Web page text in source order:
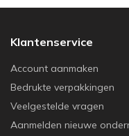
Klantenservice
Account aanmaken
Bedrukte verpakkingen
Veelgestelde vragen
Aanmelden nieuwe